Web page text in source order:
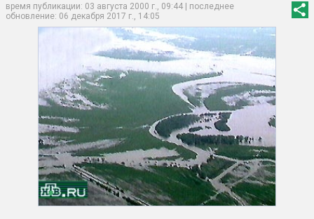
время публикации: 03 августа 2000 г., 09:44 | последнее
обновление: 06 декабря 2017 г., 14:05